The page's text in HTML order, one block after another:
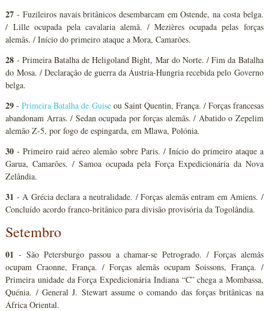
27 - Fuzileiros navais britânicos desembarcam em Ostende, na costa belga.
/ Lille ocupada pela cavalaria alemã. / Mezières ocupada pelas forças
alemãs. / Início do primeiro ataque a Mora, Camarões.
28 - Primeira Batalha de Heligoland Bight, Mar do Norte. / Fim da Batalha
do Mosa. / Declaração de guerra da Áustria-Hungria recebida pelo Governo
belga.
29 -Primeira Batalha de Guiseou Saint Quentin, França. / Forças francesas
abandonam Arras. / Sedan ocupada por forças alemãs. / Abatido o Zepelim
alemão Z-5, por fogo de espingarda, em Mlawa, Polónia.
30 - Primeiro raid aéreo alemão sobre Paris. / Início do primeiro ataque a
Garua, Camarões. / Samoa ocupada pela Força Expedicionária da Nova
Zelândia.
31 - A Grécia declara a neutralidade. / Forças alemãs entram em Amiens. /
Concluído acordo franco-britânico para divisão provisória da Togolândia.
Setembro
01 - São Petersburgo passou a chamar-se Petrogrado. / Forças alemãs
ocupam Craonne, França. / Forças alemãs ocupam Soissons, França. /
Primeira unidade da Força Expedicionária Indiana “C” chega a Mombassa,
Quénia. / General J. Stewart assume o comando das forças britânicas na
África Oriental.